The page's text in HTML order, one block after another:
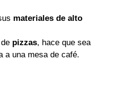
materiales de alto
pizzas, hace que sea
a una mesa de café.